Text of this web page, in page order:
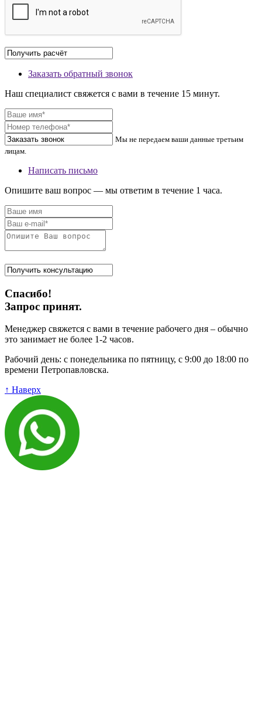
Заказать обратный звонок
Наш специалист свяжется с вами в течение 15 минут.
Мы не передаем ваши данные третьим
лицам.
Написать письмо
Опишите ваш вопрос — мы ответим в течение 1 часа.
Спасибо!
Запрос принят.
Менеджер свяжется с вами в течение рабочего дня – обычно
это занимает не более 1-2 часов.
Рабочий день: с понедельника по пятницу, с 9:00 до 18:00 по
времени Петропавловска.
↑ Наверх